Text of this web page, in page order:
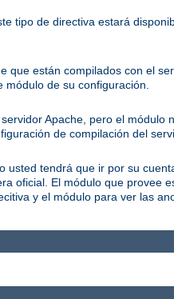
tipo de directiva estará
que están compilados con el
de su configuración.
Apache, pero el módulo
de compilación del
usted tendrá que ir por su
oficial. El módulo que provee
y el módulo para ver las